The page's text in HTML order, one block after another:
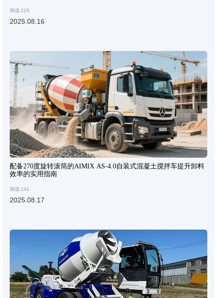
阅读:225
2025.08.16
配备270度旋转滚筒的AIMIX AS-4.0自装式混凝土搅拌车提升卸料
效率的实用指南
阅读:141
2025.08.17